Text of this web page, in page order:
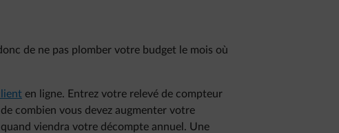
de ne pas plomber votre budget le mois où
en ligne. Entrez votre relevé de compteur
combien vous devez augmenter votre
viendra votre décompte annuel. Une